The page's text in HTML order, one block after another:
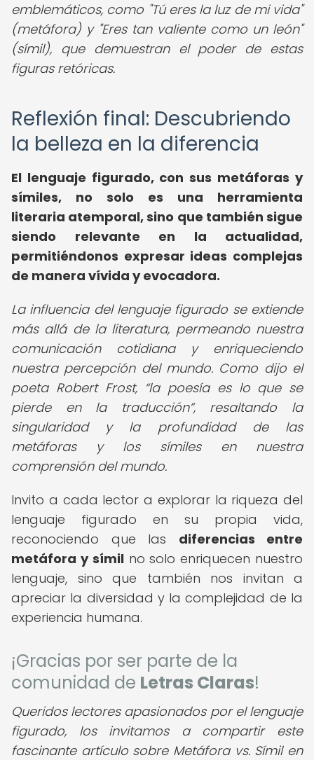
emblemáticos, como "Tú eres la luz de mi vida"
(metáfora) y "Eres tan valiente como un león"
(símil), que demuestran el poder de estas
figuras retóricas.
Reflexión final: Descubriendo
la belleza en la diferencia
El lenguaje figurado, con sus metáforas y
símiles, no solo es una herramienta
literaria atemporal, sino que también sigue
siendo relevante en la actualidad,
permitiéndonos expresar ideas complejas
de manera vívida y evocadora.
La influencia del lenguaje figurado se extiende
más allá de la literatura, permeando nuestra
comunicación cotidiana y enriqueciendo
nuestra percepción del mundo. Como dijo el
poeta Robert Frost,
la poesía es lo que se
pierde en la traducción , resaltando la
singularidad y la profundidad de las
metáforas y los símiles en nuestra
comprensión del mundo.
Invito a cada lector a explorar la riqueza del
lenguaje figurado en su propia vida,
reconociendo que las diferencias entre
metáfora y símilno solo enriquecen nuestro
lenguaje, sino que también nos invitan a
apreciar la diversidad y la complejidad de la
experiencia humana.
¡Gracias por ser parte de la
comunidad de Letras Claras!
Queridos lectores apasionados por el lenguaje
figurado, los invitamos a compartir este
fascinante artículo sobre Metáfora vs. Símil en